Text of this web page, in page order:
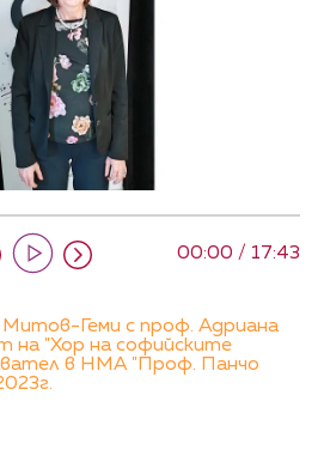
00:00 / 17:43
Геми с проф. Адриана
на "Хор на софийските
в НМА "Проф. Панчо